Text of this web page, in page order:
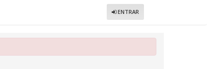
ENTRAR